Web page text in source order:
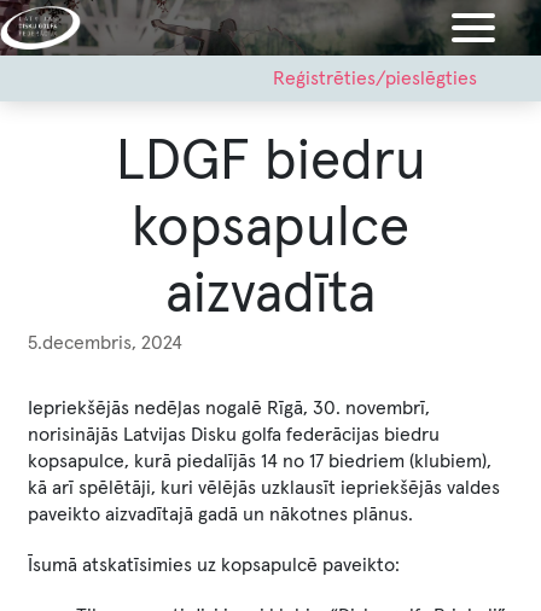
Pārlekt
uz
menu
Reģistrēties/pieslēgties
LDGF biedru
kopsapulce
aizvadīta
5.decembris, 2024
Iepriekšējās nedēļas nogalē Rīgā, 30. novembrī,
norisinājās Latvijas Disku golfa federācijas biedru
kopsapulce, kurā piedalījās 14 no 17 biedriem (klubiem),
kā arī spēlētāji, kuri vēlējās uzklausīt iepriekšējās valdes
paveikto aizvadītajā gadā un nākotnes plānus.
Īsumā atskatīsimies uz kopsapulcē paveikto: